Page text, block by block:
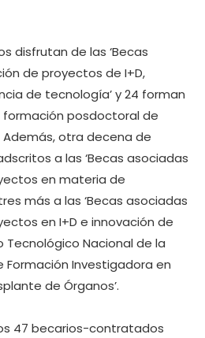
disfrutan de las ‘Becas
de proyectos de I+D,
de tecnología’ y 24 forman
formación posdoctoral de
Además, otra decena de
a las ‘Becas asociadas
en materia de
más a las ‘Becas asociadas
en I+D e innovación de
Nacional de la
Formación Investigadora en
de Órganos’.
47 becarios-contratados